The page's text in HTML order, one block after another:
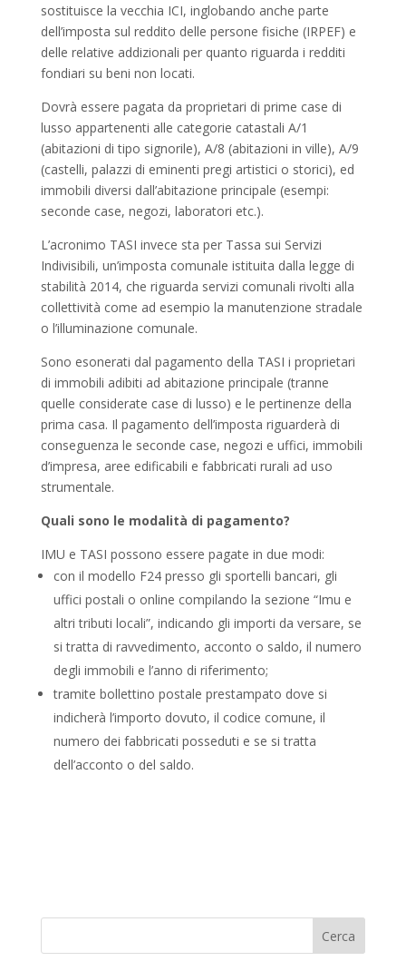
sostituisce la vecchia ICI, inglobando anche parte
dell’imposta sul reddito delle persone fisiche (IRPEF) e
delle relative addizionali per quanto riguarda i redditi
fondiari su beni non locati.
Dovrà essere pagata da proprietari di prime case di
lusso appartenenti alle categorie catastali A/1
(abitazioni di tipo signorile), A/8 (abitazioni in ville), A/9
(castelli, palazzi di eminenti pregi artistici o storici), ed
immobili diversi dall’abitazione principale (esempi:
seconde case, negozi, laboratori etc.).
L’acronimo TASI invece sta per Tassa sui Servizi
Indivisibili, un’imposta comunale istituita dalla legge di
stabilità 2014, che riguarda servizi comunali rivolti alla
collettività come ad esempio la manutenzione stradale
o l’illuminazione comunale.
Sono esonerati dal pagamento della TASI i proprietari
di immobili adibiti ad abitazione principale (tranne
quelle considerate case di lusso) e le pertinenze della
prima casa. Il pagamento dell’imposta riguarderà di
conseguenza le seconde case, negozi e uffici, immobili
d’impresa, aree edificabili e fabbricati rurali ad uso
strumentale.
Quali sono le modalità di pagamento?
IMU e TASI possono essere pagate in due modi:
con il modello F24 presso gli sportelli bancari, gli
uffici postali o online compilando la sezione “Imu e
altri tributi locali”, indicando gli importi da versare, se
si tratta di ravvedimento, acconto o saldo, il numero
degli immobili e l’anno di riferimento;
tramite bollettino postale prestampato dove si
indicherà l’importo dovuto, il codice comune, il
numero dei fabbricati posseduti e se si tratta
dell’acconto o del saldo.